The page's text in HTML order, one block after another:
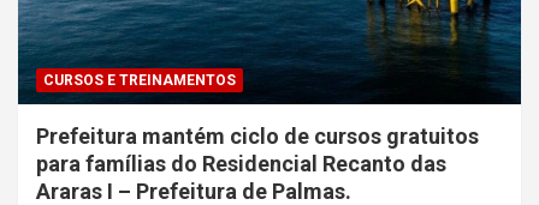
CURSOS E TREINAMENTOS
Prefeitura mantém ciclo de cursos gratuitos
para famílias do Residencial Recanto das
Araras I – Prefeitura de Palmas.